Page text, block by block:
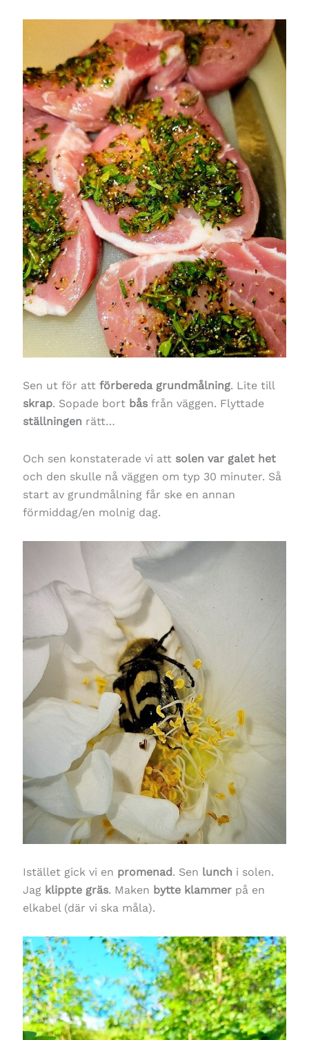
Sen ut för att förbereda grundmålning. Lite till
skrap. Sopade bort båsfrån väggen. Flyttade
ställningen rätt…
Och sen konstaterade vi attsolen var galet het
och den skulle nå väggen om typ 30 minuter. Så
start av grundmålning får ske en annan
förmiddag/en molnig dag.
Istället gick vi en promenad. Sen lunch i solen.
Jag klippte gräs. Maken bytte klammerpå en
elkabel (där vi ska måla).